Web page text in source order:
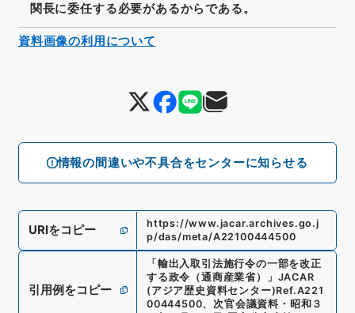
情報の間違いや不具合をセンターに知らせる
関長に委任する必要があるからである。
URIをコピー
https://www.jacar.archives.go.j
p/das/meta/A22100444500
引用例をコピー
「輸出入取引法施行令の一部を改正
する政令（通商産業省）
」 JACAR
(アジア歴史資料センター)Ref.A221
00444500、 次官会議資料・昭和３
資料画像の利用について